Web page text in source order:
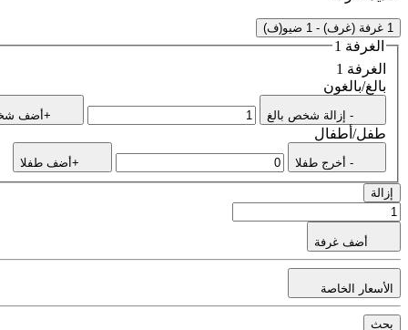
1 غرفة (غرف) - 1 ضيو(ف)
الغرفة 1
الغرفة 1
بالغ/بالغون
- إزالة شخص بالغ +أضف
طفل/أطفال
- أخرج طفلا +أضف طفلا
إزالة
أضف غرفة
الأسعار الخاصة
بحث